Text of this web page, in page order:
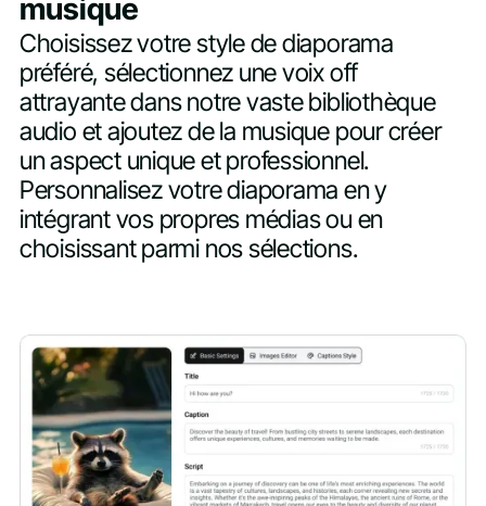
musique
Choisissez votre style de diaporama
préféré, sélectionnez une voix off
attrayante dans notre vaste bibliothèque
audio et ajoutez de la musique pour créer
un aspect unique et professionnel.
Personnalisez votre diaporama en y
intégrant vos propres médias ou en
choisissant parmi nos sélections.